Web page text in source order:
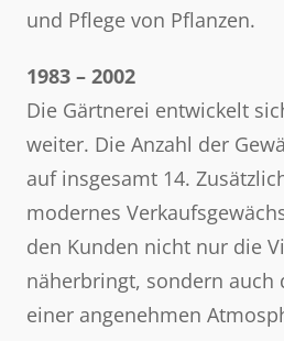
und Pflege von Pflanzen.
1983 – 2002
Die Gärtnerei entwickelt
weiter. Die Anzahl der
auf insgesamt 14.
modernes
den Kunden nicht nur die
näherbringt, sondern auch
einer angenehmen